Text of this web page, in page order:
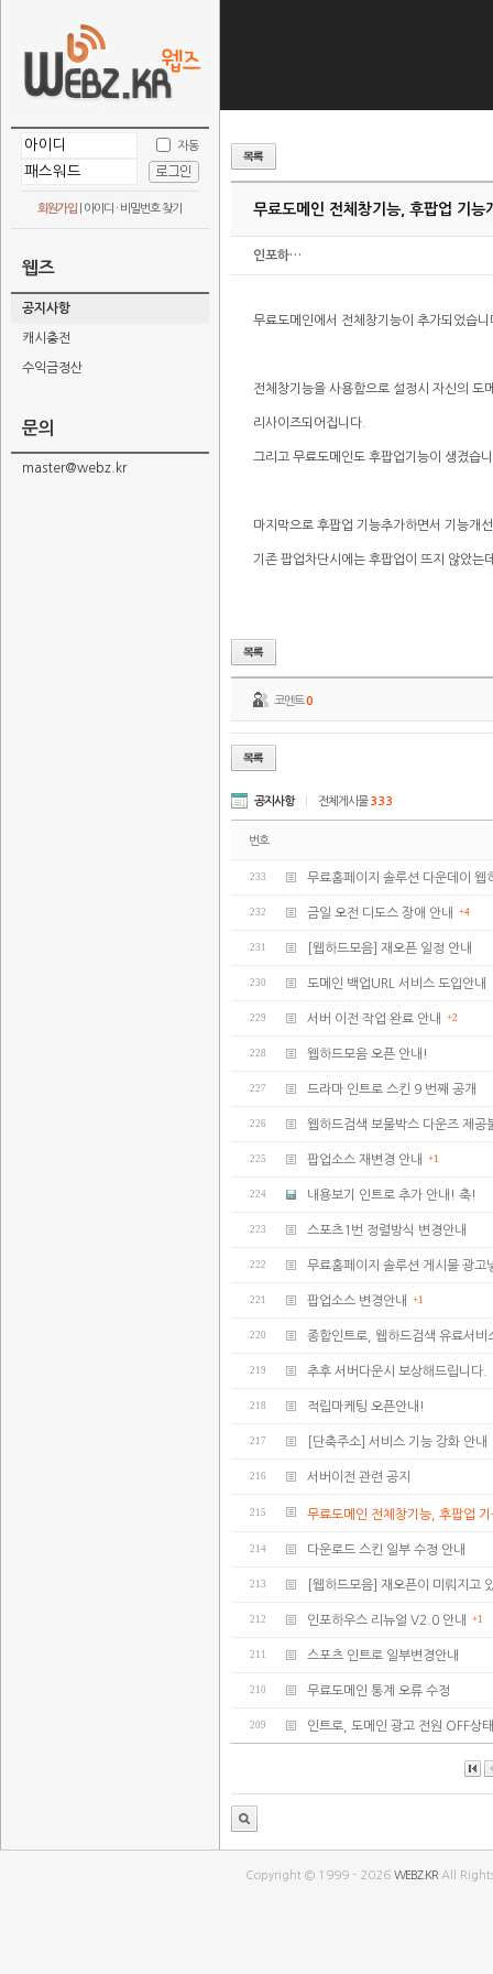
자동
회원가입 아이디 · 비밀번호 찾기
웹즈
공지사항
캐시충전
수익금정산
문의
master@webz.kr
무료도메인 전체창기능, 후팝업 기능
인포하…
무료도메인에서 전체창기능이 추가되었습니
전체창기능을 사용함으로 설정시 자신의 도
리사이즈되어집니다.
그리고 무료도메인도 후팝업기능이 생겼습
마지막으로 후팝업 기능추가하면서 기능개
기존 팝업차단시에는 후팝업이 뜨지 않았
코멘트0
공지사항 전체게시물333
번호
233 무료홈페이지 솔루션 다운데이 웹
232 금일 오전 디도스 장애 안내 +4
231 [웹하드모음] 재오픈 일정 안내
230 도메인 백업URL 서비스 도입안내
229 서버 이전 작업 완료 안내 +2
228 웹하드모음 오픈 안내!
227 드라마 인트로 스킨 9 번째 공개
226 웹하드검색 보물박스 다운즈 제공
225 팝업소스 재변경 안내 +1
224 내용보기 인트로 추가 안내! 축!
223 스포츠1번 정렬방식 변경안내
222 무료홈페이지 솔루션 게시물 광고
221 팝업소스 변경안내 +1
220 종합인트로, 웹하드검색 유료서비
219 추후 서버다운시 보상해드립니다.
218 적립마케팅 오픈안내!
217 [단축주소] 서비스 기능 강화 안내
216 서버이전 관련 공지
215 무료도메인 전체창기능, 후팝업
214 다운로드 스킨 일부 수정 안내
213 [웹하드모음] 재오픈이 미뤄지고
212 인포하우스 리뉴얼 V2.0 안내 +1
211 스포츠 인트로 일부변경안내
210 무료도메인 통계 오류 수정
209 인트로, 도메인 광고 전원 OFF상
Copyright © 1999 - 2026WEBZ.KR All